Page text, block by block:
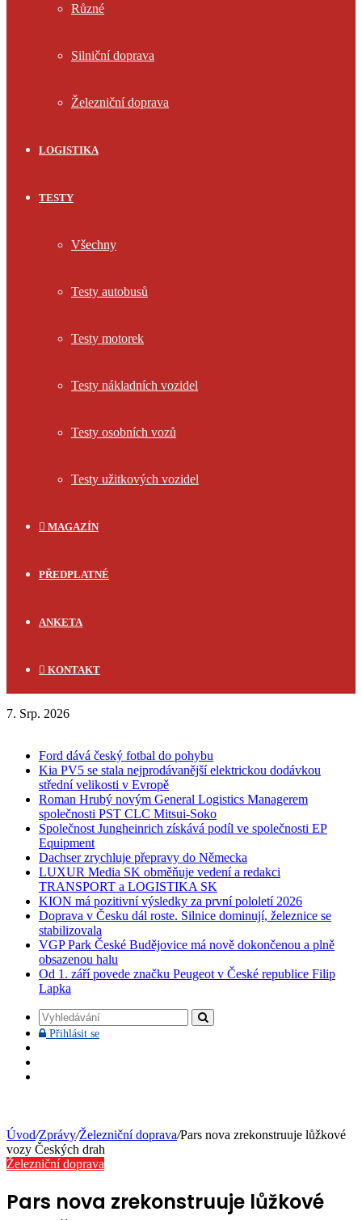
Různé
Silniční doprava
Železniční doprava
LOGISTIKA
TESTY
Všechny
Testy autobusů
Testy motorek
Testy nákladních vozidel
Testy osobních vozů
Testy užitkových vozidel
MAGAZÍN
PŘEDPLATNÉ
ANKETA
KONTAKT
7. Srp. 2026
Ford dává český fotbal do pohybu
Kia PV5 se stala nejprodávanější elektrickou dodávkou
střední velikosti v Evropě
Roman Hrubý novým General Logistics Managerem
společnosti PST CLC Mitsui-Soko
Společnost Jungheinrich získává podíl ve společnosti EP
Equipment
Dachser zrychluje přepravy do Německa
LUXUR Media SK obměňuje vedení a redakci
TRANSPORT a LOGISTIKA SK
KION má pozitivní výsledky za první pololetí 2026
Doprava v Česku dál roste. Silnice dominují, železnice se
stabilizovala
VGP Park České Budějovice má nově dokončenou a plně
obsazenou halu
Od 1. září povede značku Peugeot v České republice Filip
Lapka
Vyhledávání
Přihlásit sePřihlásit
Úvod/Zprávy/Železniční doprava/Pars nova zrekonstruuje lůžkové
vozy Českých drah
Železniční doprava
Pars nova zrekonstruuje lůžkové